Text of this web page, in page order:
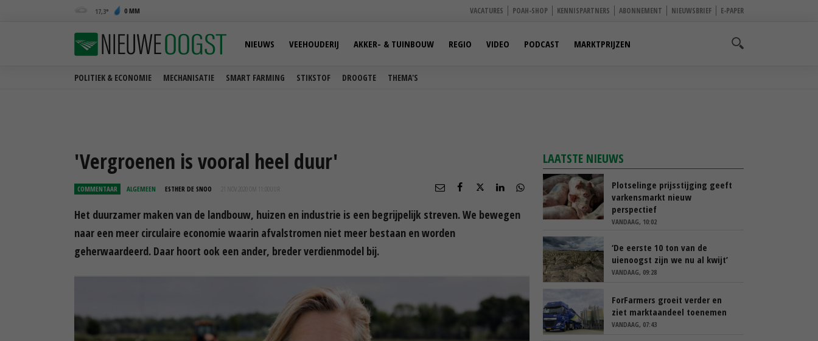
17,3 0 MM VACATURES POAH-SHOP KENNISPARTNERS ABONNEMENT NIEUWSBRIEF E-PAPER
POLITIEK & ECONOMIE MECHANISATIE SMART FARMING STIKSTOF DROOGTE THEMA'S
NIEUWS VEEHOUDERIJ AKKER- & TUINBOUW REGIO VIDEO PODCAST MARKTPRIJZEN
'Vergroenen is vooral heel duur'
COMMENTAAR ALGEMEEN ESTHER DE SNOO 21 NOV 2020 OM 11:00
Het duurzamer maken van de landbouw, huizen en industrie is een begrijpelijk streven. We bewegen
naar een meer circulaire economie waarin afvalstromen niet meer bestaan en worden
geherwaardeerd. Daar hoort ook een ander, breder verdienmodel bij.
LAATSTE NIEUWS
Plotselinge prijsstijging geeft
varkensmarkt nieuw
perspectief
VANDAAG, 10:02
‘De eerste 10 ton van de
uienoogst zijn we nu al kwijt’
VANDAAG, 09:28
ForFarmers groeit verder en
ziet marktaandeel toenemen
VANDAAG, 07:43